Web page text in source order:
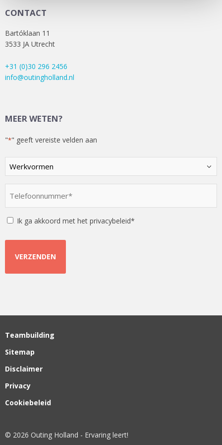
CONTACT
Bartóklaan 11
3533 JA Utrecht
+31 (0)30 296 2456
info@outingholland.nl
MEER WETEN?
"*" geeft vereiste velden aan
Kies
een
optie
Instemming
Ik ga akkoord met het privacybeleid*
Teambuilding
Sitemap
Disclaimer
Privacy
Cookiebeleid
© 2026 Outing Holland - Ervaring leert!